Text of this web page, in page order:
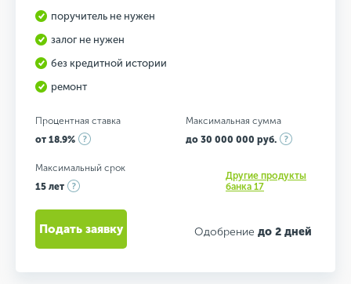
поручитель не нужен
залог не нужен
без кредитной истории
ремонт
Процентная ставка
от 18.9%
Максимальная сумма
до 30 000 000 руб.
Максимальный срок
15 лет
Другие продукты
банка 17
Одобрение до 2 дней
Подать заявку